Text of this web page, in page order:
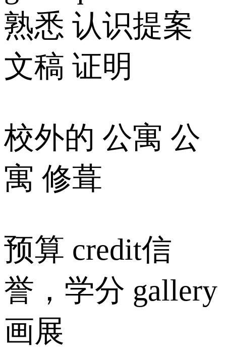
熟悉 认识提案
文稿 证明
校外的 公寓 公
寓 修葺
预算 credit信
誉，学分 gallery
画展